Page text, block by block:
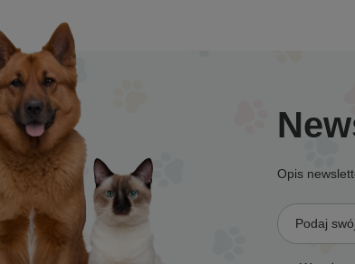
Opis
Podaj